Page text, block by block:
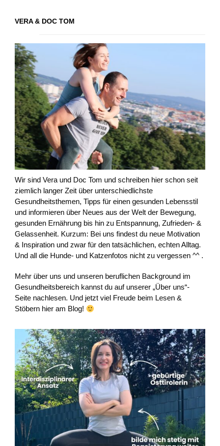
VERA & DOC TOM
Wir sind Vera und Doc Tom und schreiben hier schon seit
ziemlich langer Zeit über unterschiedlichste
Gesundheitsthemen, Tipps für einen gesunden Lebensstil
und informieren über Neues aus der Welt der Bewegung,
gesunden Ernährung bis hin zu Entspannung, Zufrieden- &
Gelassenheit. Kurzum: Bei uns findest du neue Motivation
& Inspiration und zwar für den tatsächlichen, echten Alltag.
Und all die Hunde- und Katzenfotos nicht zu vergessen ^^ .
Mehr über uns und unseren beruflichen Background im
Gesundheitsbereich kannst du auf unserer „Über uns“-
Seite nachlesen. Und jetzt viel Freude beim Lesen &
Stöbern hier am Blog!